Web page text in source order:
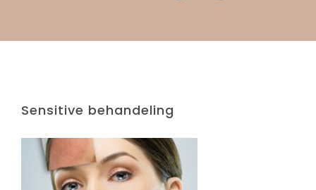
Sensitive behandeling